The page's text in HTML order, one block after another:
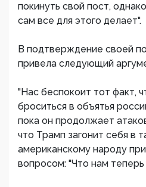
покинуть свой пост,
сам все для этого делает".
В подтверждение своей
привела следующий
"Нас беспокоит тот факт,
броситься в объятья
пока он продолжает
что Трамп загонит себя в
американскому народу
вопросом: "Что нам теперь